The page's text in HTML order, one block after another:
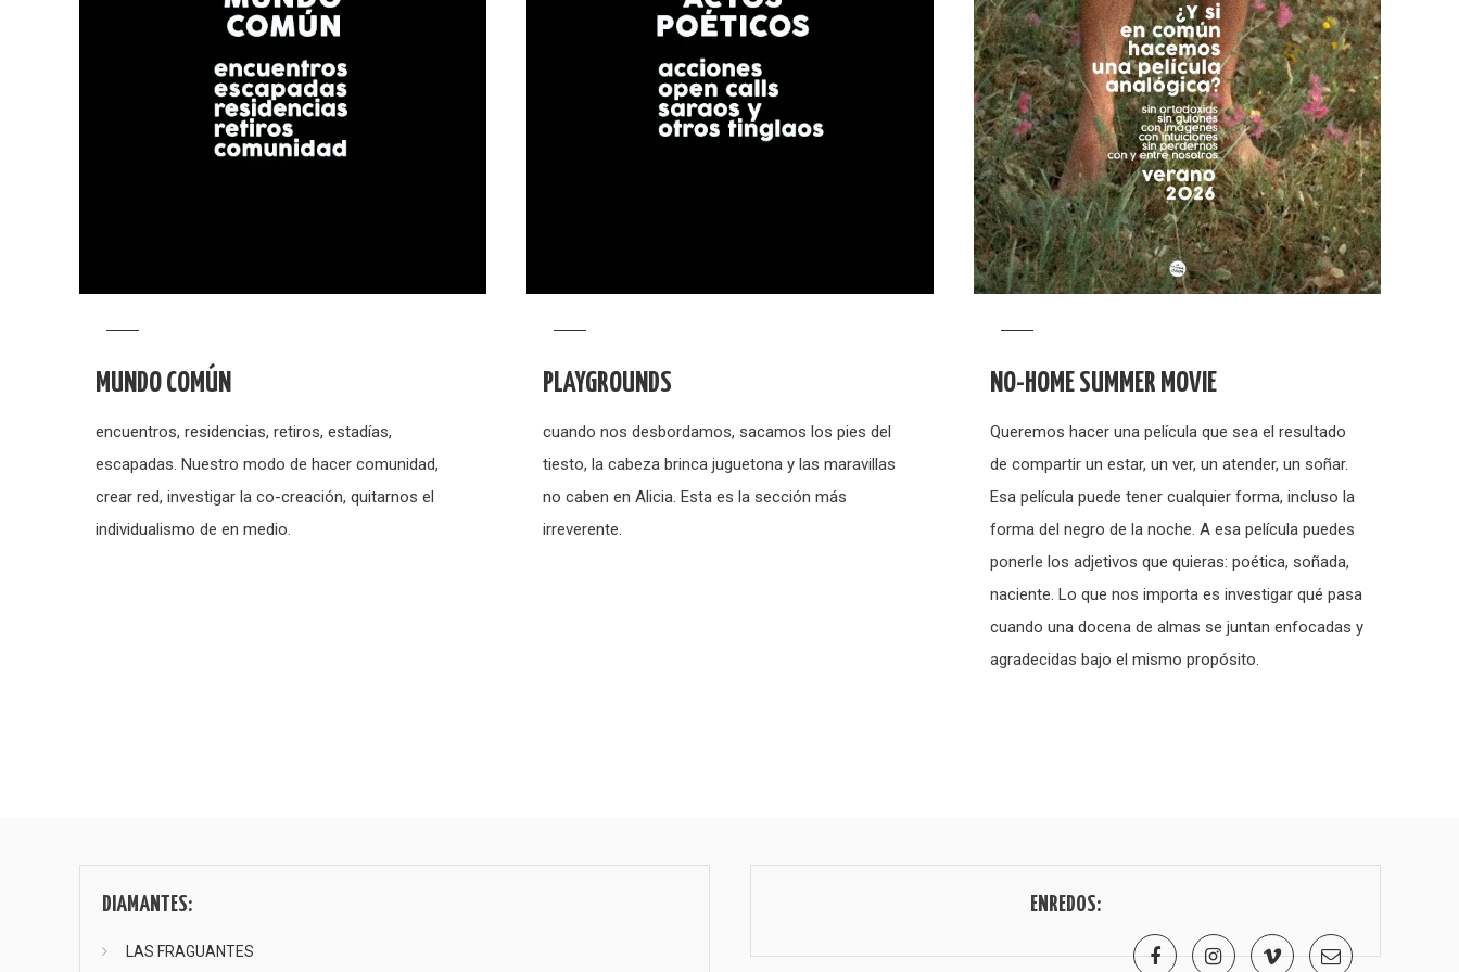
MUNDO COMÚN
encuentros, residencias, retiros, estadías,
escapadas. Nuestro modo de hacer comunidad,
crear red, investigar la co-creación, quitarnos el
individualismo de en medio.
PLAYGROUNDS
cuando nos desbordamos, sacamos los pies del
tiesto, la cabeza brinca juguetona y las maravillas
no caben en Alicia. Esta es la sección más
irreverente.
NO-HOME SUMMER MOVIE
Queremos hacer una película que sea el resultado
de compartir un estar, un ver, un atender, un soñar.
Esa película puede tener cualquier forma, incluso la
forma del negro de la noche. A esa película puedes
ponerle los adjetivos que quieras: poética, soñada,
naciente. Lo que nos importa es investigar qué pasa
cuando una docena de almas se juntan enfocadas y
agradecidas bajo el mismo propósito.
entradas
DIAMANTES:
LAS FRAGUANTES
ENREDOS: